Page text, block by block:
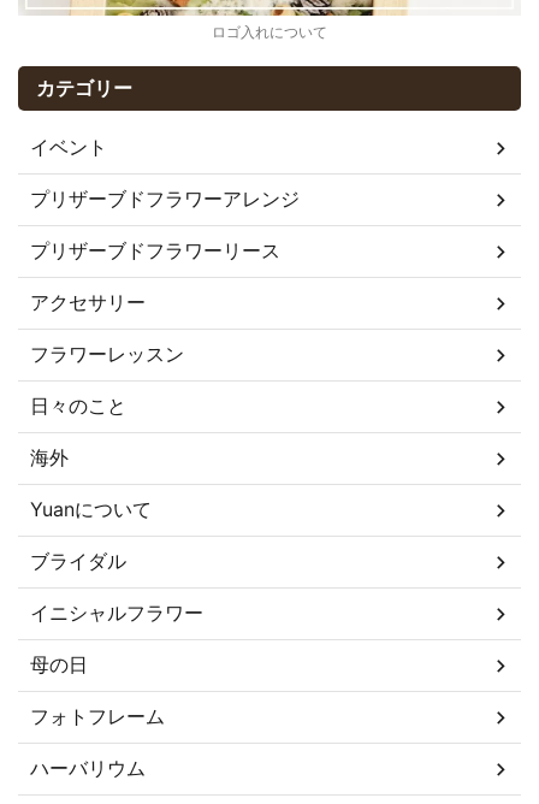
ロゴ入れについて
カテゴリー
イベント
プリザーブドフラワーアレンジ
プリザーブドフラワーリース
アクセサリー
フラワーレッスン
日々のこと
海外
Yuanについて
ブライダル
イニシャルフラワー
母の日
フォトフレーム
ハーバリウム